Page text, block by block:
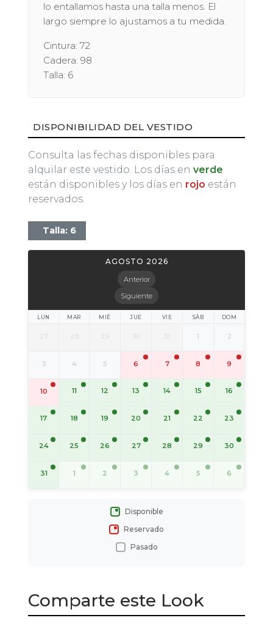
lo entallamos hasta una talla menos. El
largo siempre lo ajustamos a tu medida.
Cintura: 72
Cadera: 98
Talla: 6
DISPONIBILIDAD DEL VESTIDO
Consulta las fechas disponibles para
alquilar este vestido. Los días en verde
están disponibles y los días en rojo están
reservados.
Talla: 6
Anterior
AGOSTO 2026
Siguiente
LUN MAR MIÉ JUE VIE SÁB DOM
27 28 29 30 31 1 2
3 4 5 6 7 8 9
10 11 12 13 14 15 16
17 18 19 20 21 22 23
24 25 26 27 28 29 30
31 1 2 3 4 5 6
Disponible
Reservado
Pasado
Comparte este Look